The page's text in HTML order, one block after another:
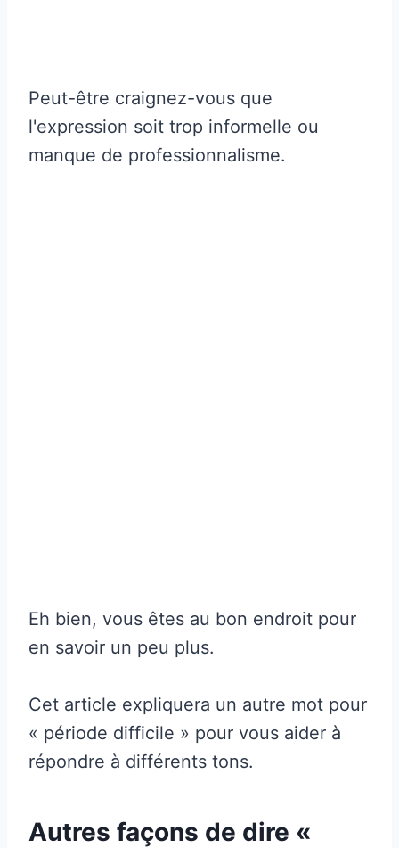
Peut-être craignez-vous que
l'expression soit trop informelle ou
manque de professionnalisme.
Eh bien, vous êtes au bon endroit pour
en savoir un peu plus.
Cet article expliquera un autre mot pour
« période difficile » pour vous aider à
répondre à différents tons.
Autres façons de dire «